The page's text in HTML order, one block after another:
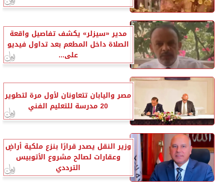
مدير «سيزلر» يكشف تفاصيل واقعة
الصلاة داخل المطعم بعد تداول فيديو
على...
مصر واليابان تتعاونان لأول مرة لتطوير
20 مدرسة للتعليم الفني
وزير النقل يصدر قرارًا بنزع ملكية أراضٍ
وعقارات لصالح مشروع الأتوبيس
الترددي